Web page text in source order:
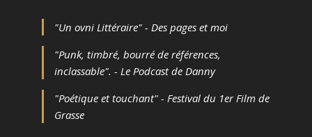
"Un ovni Littéraire" - Des pages et moi
"Punk, timbré, bourré de références,
inclassable". - Le Podcast de Danny
"Poétique et touchant" - Festival du 1er Film de
Grasse